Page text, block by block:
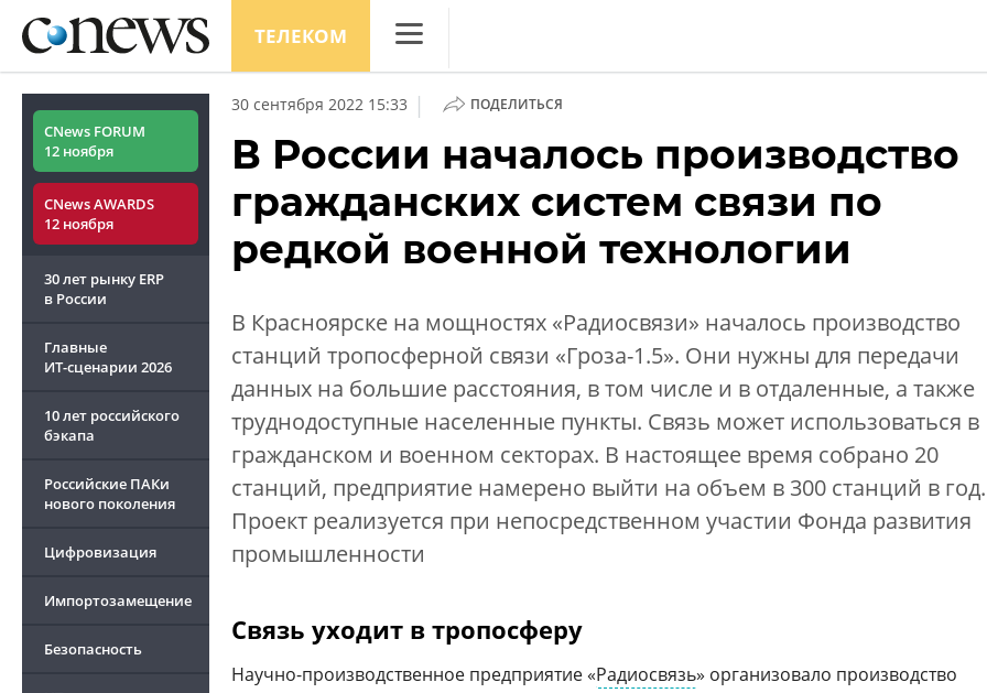
ТЕЛЕКОМ
Аналитика
Конференции
Маркет
Техника
CNews FORUM
12 ноября
CNews AWARDS
12 ноября
30 лет рынку ERP
в России
Главные
ИТ-сценарии 2026
10 лет российского
бэкапа
Российские ПАКи
нового поколения
Цифровизация
Импортозамещение
Безопасность
30 сентября 2022 15:33 | ПОДЕЛИТЬСЯ
В России началось производство
гражданских систем связи по
редкой военной технологии
В Красноярске на мощностях «Радиосвязи» началось производство
станций тропосферной связи «Гроза-1.5». Они нужны для передачи
данных на большие расстояния, в том числе и в отдаленные, а также
труднодоступные населенные пункты. Связь может использоваться в
гражданском и военном секторах. В настоящее время собрано 20
станций, предприятие намерено выйти на объем в 300 станций в год.
Проект реализуется при непосредственном участии Фонда развития
промышленности
Связь уходит в тропосферу
Научно-производственное предприятие «Радиосвязь» организовало производство